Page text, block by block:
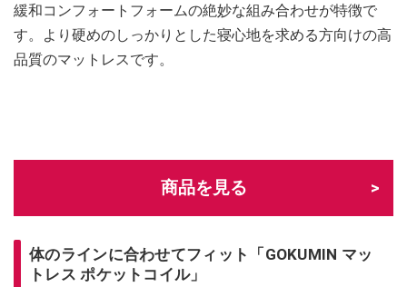
緩和コンフォートフォームの絶妙な組み合わせが特徴で
す。より硬めのしっかりとした寝心地を求める方向けの高
品質のマットレスです。
商品を見る
体のラインに合わせてフィット「GOKUMIN マッ
トレス ポケットコイル」